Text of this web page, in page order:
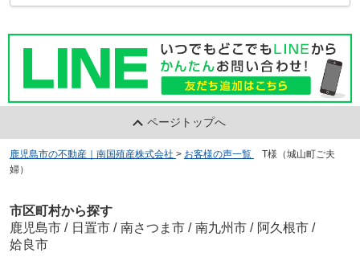
ページトップへ
鹿児島市の不動産｜南国殖産株式会社 > お客様の声一覧
T様（城山町ご夫
婦）
市区町村から探す
鹿児島市 / 日置市 / 南さつま市 / 南九州市 / 阿久根市 /
姶良市